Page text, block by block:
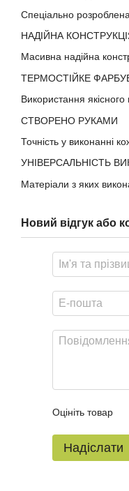
Спеціально
НАДІЙНА
Масивна надійна
ТЕРМОСТІЙКЕ
Використання
СТВОРЕНО РУКАМИ
Точність у виконанні
УНІВЕРСАЛЬНІСТЬ
Матеріали з яких
Новий відгук або
Оцініть товар
Надіслати